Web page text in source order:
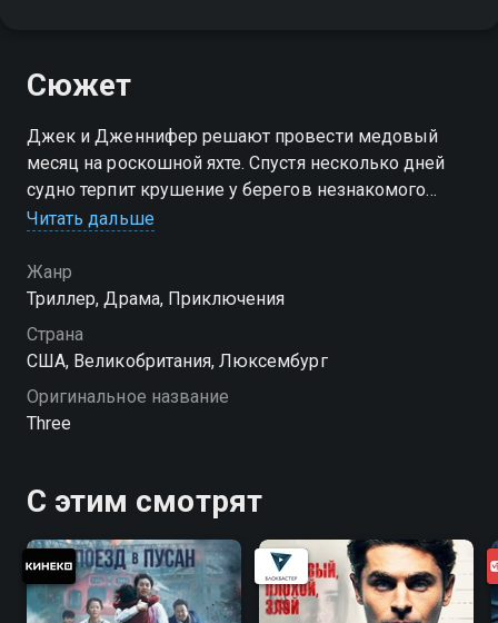
Сюжет
Джек и Дженнифер решают провести медовый
месяц на роскошной яхте. Спустя несколько дней
судно терпит крушение у берегов незнакомого
острова
Читать дальше
Жанр
Триллер, Драма, Приключения
Страна
США, Великобритания, Люксембург
Оригинальное название
Three
С этим смотрят